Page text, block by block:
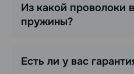
Из какой проволоки
пружины?
Есть ли у вас